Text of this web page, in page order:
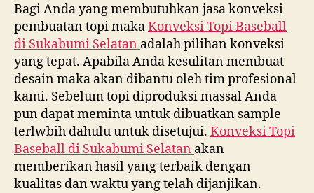
Bagi Anda yang membutuhkan jasa konveksi
pembuatan topi makaKonveksi Topi Baseball
di Sukabumi Selatan adalah pilihan konveksi
yang tepat. Apabila Anda kesulitan membuat
desain maka akan dibantu oleh tim profesional
kami. Sebelum topi diproduksi massal Anda
pun dapat meminta untuk dibuatkan sample
terlwbih dahulu untuk disetujui. Konveksi Topi
Baseball di Sukabumi Selatan akan
memberikan hasil yang terbaik dengan
kualitas dan waktu yang telah dijanjikan.